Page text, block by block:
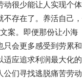
动很少能让人实现个
不存在了。养活自己
案。即便那份让小
只会更多感受到劳累
适应追求利润最大化
公们寻找逃脱痛苦劳